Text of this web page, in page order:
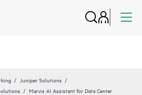
Juniper Solutions
Marvis AI Assistant for Data Center